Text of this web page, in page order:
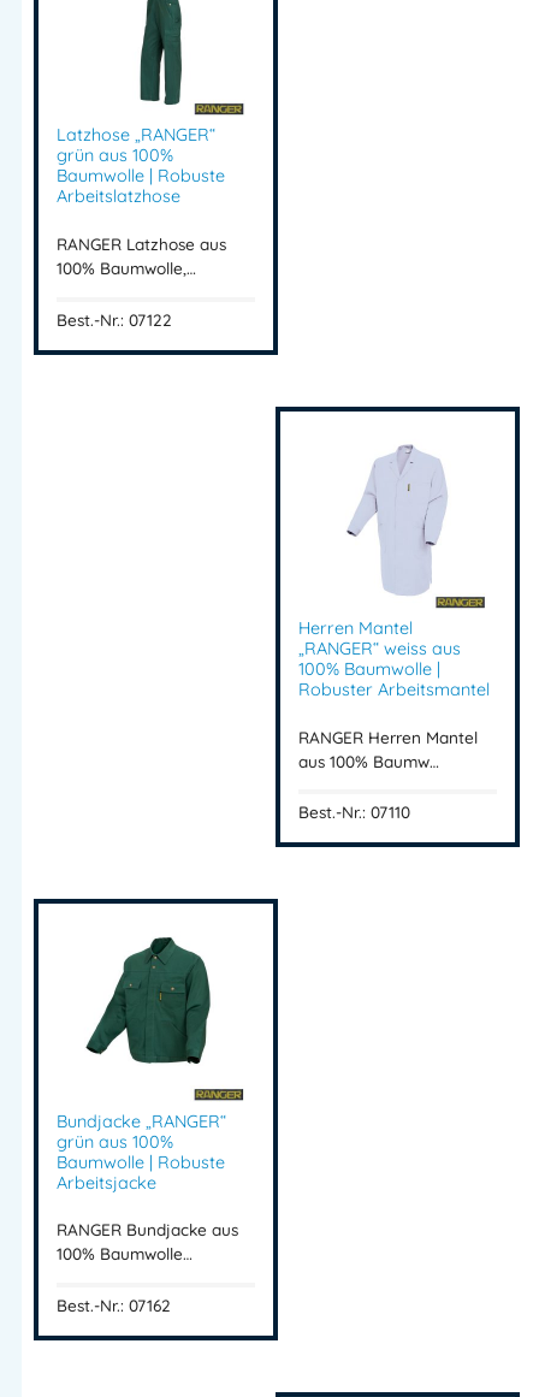
5 cm Saumzugabe
Einsatzbereiche
Ideal für:
Handwerk
Baugewerbe
Industrie
Montage & Service
Berufsbekleidung Bundhose
Arbeitshose mit Hammerschlaufe
RANGER BW
Importeur:
Herstelleranschrift:
Waldegg 4
5225 Jeging – AUSTRIA
Mehr Information E-Mail: info@bannenberg.at
Latzhose „RANGER“
grün aus 100%
Baumwolle | Robuste
Arbeitslatzhose
RANGER Latzhose aus
100% Baumwolle,…
Best.-Nr.: 07122
Herren Mantel
„RANGER“ weiss aus
100% Baumwolle |
Robuster Arbeitsmantel
RANGER Herren Mantel
aus 100% Baumw…
Best.-Nr.: 07110
Bundjacke „RANGER“
grün aus 100%
Baumwolle | Robuste
Arbeitsjacke
RANGER Bundjacke aus
100% Baumwolle…
Best.-Nr.: 07162